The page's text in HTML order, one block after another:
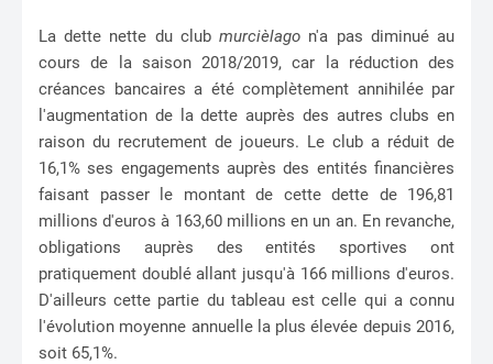
La dette nette du clubmurcièlago n'a pas diminué au
cours de la saison 2018/2019, car la réduction des
créances bancaires a été complètement annihilée par
l'augmentation de la dette auprès des autres clubs en
raison du recrutement de joueurs. Le club a réduit de
16,1% ses engagements auprès des entités financières
faisant passer le montant de cette dette de 196,81
millions d'euros à 163,60 millions en un an. En revanche,
obligations auprès des entités sportives ont
pratiquement doublé allant jusqu'à 166 millions d'euros.
D'ailleurs cette partie du tableau est celle qui a connu
l'évolution moyenne annuelle la plus élevée depuis 2016,
soit 65,1%.